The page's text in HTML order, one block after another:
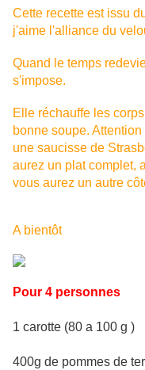
Cette recette est issu
j'aime l'alliance du
Quand le temps
s'impose.
Elle réchauffe les
bonne soupe.
une saucisse de
aurez un plat complet,
vous aurez un autre
A bientôt
Pour 4 personnes
1 carotte (80 a 100 g )
400g de pommes de